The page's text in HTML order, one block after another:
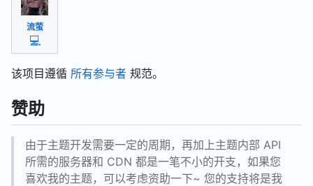
流萤
💻
该项目遵循 所有参与者 规范。
赞助
由于主题开发需要一定的周期，再加上主题内部 API
所需的服务器和 CDN 都是一笔不小的开支，如果您
喜欢我的主题，可以考虑资助一下~ 您的支持将是我